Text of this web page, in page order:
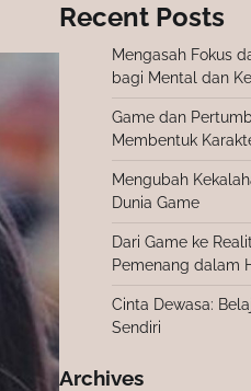
Recent Posts
Mengasah Fokus
bagi Mental dan
Game dan
Membentuk
Mengubah
Dunia Game
Dari Game ke
Pemenang dalam
Cinta Dewasa:
Sendiri
Archives